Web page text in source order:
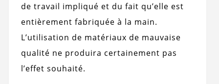
de travail impliqué et du fait qu’elle est
entièrement fabriquée à la main.
L’utilisation de matériaux de mauvaise
qualité ne produira certainement pas
l’effet souhaité.